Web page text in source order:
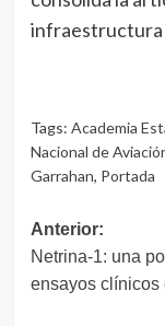
infraestructura
Tags: Academia
Nacional de
Garrahan, Portada
de
entradas
Anterior:
Netrina-1: una
ensayos clínicos